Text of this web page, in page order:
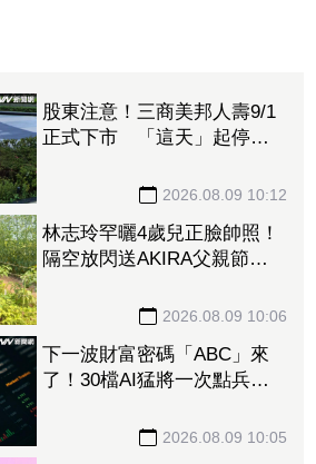
股東注意！三商美邦人壽9/1
正式下市 「這天」起停止
2026.08.09 10:12
林志玲罕曬4歲兒正臉帥照！
隔空放閃送AKIRA父親節禮
2026.08.09 10:06
下一波財富密碼「ABC」來
了！30檔AI猛將一次點兵 3
2026.08.09 10:05